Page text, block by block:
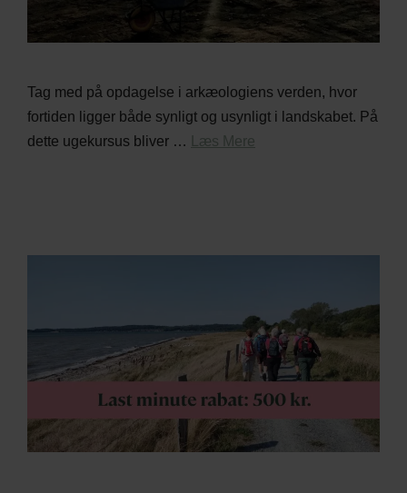
Tag med på opdagelse i arkæologiens verden, hvor
fortiden ligger både synligt og usynligt i landskabet. På
dette ugekursus bliver …
Læs Mere